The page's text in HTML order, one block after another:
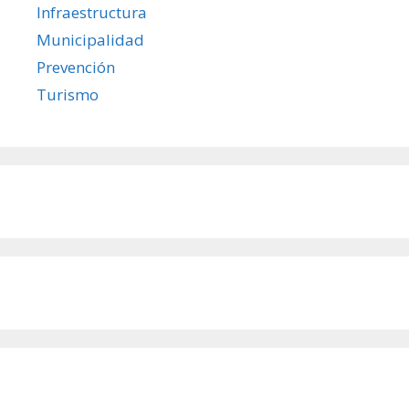
Infraestructura
Municipalidad
Prevención
Turismo